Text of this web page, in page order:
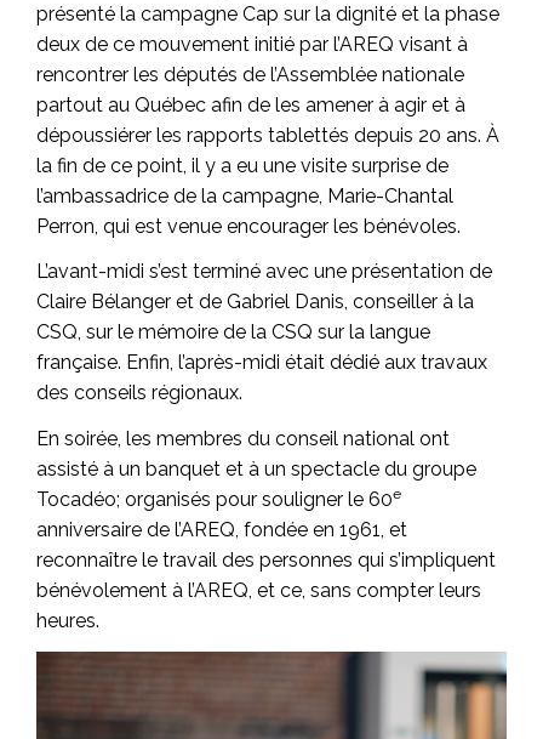
présenté la campagne Cap sur la dignité et la phase
deux de ce mouvement initié par l’AREQ visant à
rencontrer les députés de l’Assemblée nationale
partout au Québec afin de les amener à agir et à
dépoussiérer les rapports tablettés depuis 20 ans. À
la fin de ce point, il y a eu une visite surprise de
l’ambassadrice de la campagne, Marie-Chantal
Perron, qui est venue encourager les bénévoles.
L’avant-midi s’est terminé avec une présentation de
Claire Bélanger et de Gabriel Danis, conseiller à la
CSQ, sur le mémoire de la CSQ sur la langue
française. Enfin, l’après-midi était dédié aux travaux
des conseils régionaux.
En soirée, les membres du conseil national ont
assisté à un banquet et à un spectacle du groupe
Tocadéo; organisés pour souligner le 60e
anniversaire de l’AREQ, fondée en 1961, et
reconnaître le travail des personnes qui s’impliquent
bénévolement à l’AREQ, et ce, sans compter leurs
heures.